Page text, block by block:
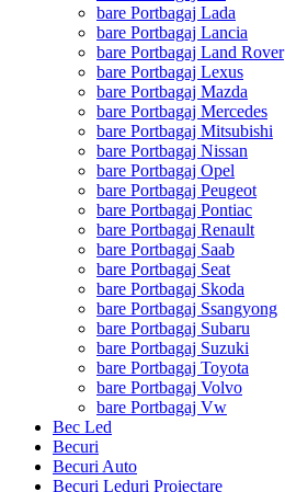
bare Portbagaj Lada
bare Portbagaj Lancia
bare Portbagaj Land Rover
bare Portbagaj Lexus
bare Portbagaj Mazda
bare Portbagaj Mercedes
bare Portbagaj Mitsubishi
bare Portbagaj Nissan
bare Portbagaj Opel
bare Portbagaj Peugeot
bare Portbagaj Pontiac
bare Portbagaj Renault
bare Portbagaj Saab
bare Portbagaj Seat
bare Portbagaj Skoda
bare Portbagaj Ssangyong
bare Portbagaj Subaru
bare Portbagaj Suzuki
bare Portbagaj Toyota
bare Portbagaj Volvo
bare Portbagaj Vw
Bec Led
Becuri
Becuri Auto
Becuri Leduri Proiectare